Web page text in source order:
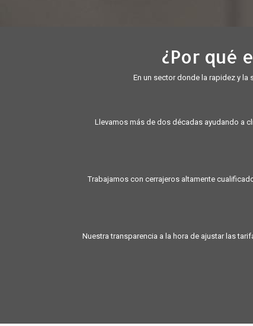
¿Por qué
En un sector donde la rapidez y
Llevamos más de dos décadas ayudando a
Trabajamos con cerrajeros altamente
Nuestra transparencia a la hora de ajustar las